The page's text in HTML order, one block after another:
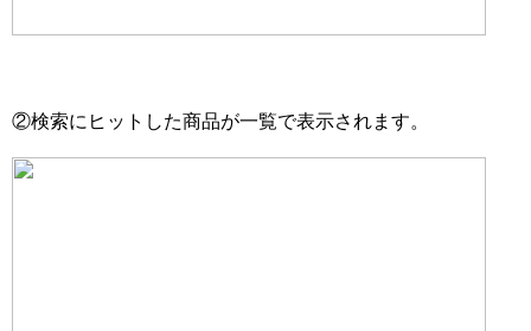
②検索にヒットした商品が一覧で表示されます。